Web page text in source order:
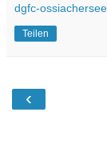
dgfc-ossiachersee
Teilen
‹